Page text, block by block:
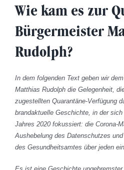
Wie kam es zur
Bürgermeister
Rudolph?
In dem folgenden Text geben wir
Matthias Rudolph die Gelegenheit,
zugestellten Quarantäne-Verfügung
brandaktuelle Geschichte, in der
Jahres 2020 fokussiert: die Corona-
Aushebelung des Datenschutzes
des Gesundheitsamtes über jeden